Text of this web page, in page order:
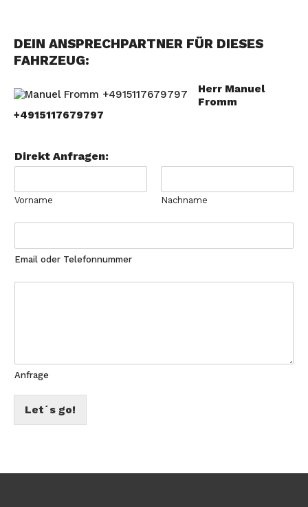
DEIN ANSPRECHPARTNER FÜR DIESES
FAHRZEUG:
Herr Manuel
Fromm
+4915117679797
Direkt Anfragen:
Vorname Nachname
Email oder Telefonnummer
Anfrage
Let´s go!